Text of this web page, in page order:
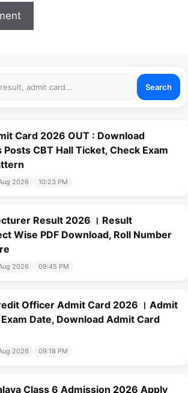
Search
Card 2026 OUT : Download
Posts CBT Hall Ticket, Check Exam
2026 10:23 PM
Result 2026 । Result
Wise PDF Download, Roll Number
2026 09:45 PM
Officer Admit Card 2026 । Admit
Date, Download Admit Card
2026 09:18 PM
Class 6 Admission 2026 Apply